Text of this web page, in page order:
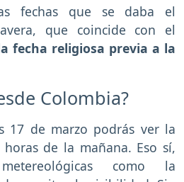
fechas que se daba el
que coincide con el
fecha religiosa previa a la
Colombia?
17 de marzo podrás ver la
de la mañana. Eso sí,
como la